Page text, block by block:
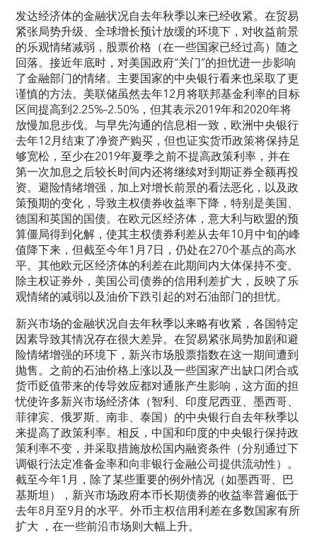
发达经济体的金融状况自去年秋季以来已经收紧。在贸易
紧张局势升级、全球增长预计放缓的环境下，对收益前景
的乐观情绪减弱，股票价格（在一些国家已经过高）随之
回落。接近年底时，对美国政府“关门”的担忧进一步影响
了金融部门的情绪。主要国家的中央银行看来也采取了更
谨慎的方法。美联储虽然去年12月将联邦基金利率的目标
区间提高到2.25%–2.50%，但其表示2019年和2020年将
放慢加息步伐。与早先沟通的信息相一致，欧洲中央银行
去年12月结束了净资产购买，但也证实货币政策将保持足
够宽松，至少在2019年夏季之前不提高政策利率，并在
第一次加息之后较长时间内还将继续对到期证券全额再投
资。避险情绪增强，加上对增长前景的看法恶化，以及政
策预期的变化，导致主权债券收益率下降，特别是美国、
德国和英国的国债。在欧元区经济体，意大利与欧盟的预
算僵局得到化解，使其主权债券利差从去年10月中旬的峰
值降下来，但截至今年1月7日，仍处在270个基点的高水
平。其他欧元区经济体的利差在此期间内大体保持不变。
除主权证券外，美国公司债券的信用利差扩大，反映了乐
观情绪的减弱以及油价下跌引起的对石油部门的担忧。
新兴市场的金融状况自去年秋季以来略有收紧，各国特定
因素导致其情况存在很大差异。在贸易紧张局势加剧和避
险情绪增强的环境下，新兴市场股票指数在这一期间遭到
抛售。之前的石油价格上涨以及一些国家产出缺口闭合或
货币贬值带来的传导效应都对通胀产生影响，这方面的担
忧使许多新兴市场经济体（智利、印度尼西亚、墨西哥、
菲律宾、俄罗斯、南非、泰国）的中央银行自去年秋季以
来提高了政策利率。相反，中国和印度的中央银行保持政
策利率不变，并采取措施放松国内融资条件（分别通过下
调银行法定准备金率和向非银行金融公司提供流动性）。
截至今年1月，除了某些重要的例外情况（如墨西哥、巴
基斯坦），新兴市场政府本币长期债券的收益率普遍低于
去年8月至9月的水平。外币主权信用利差在多数国家有所
扩大 ，在一些前沿市场则大幅上升。